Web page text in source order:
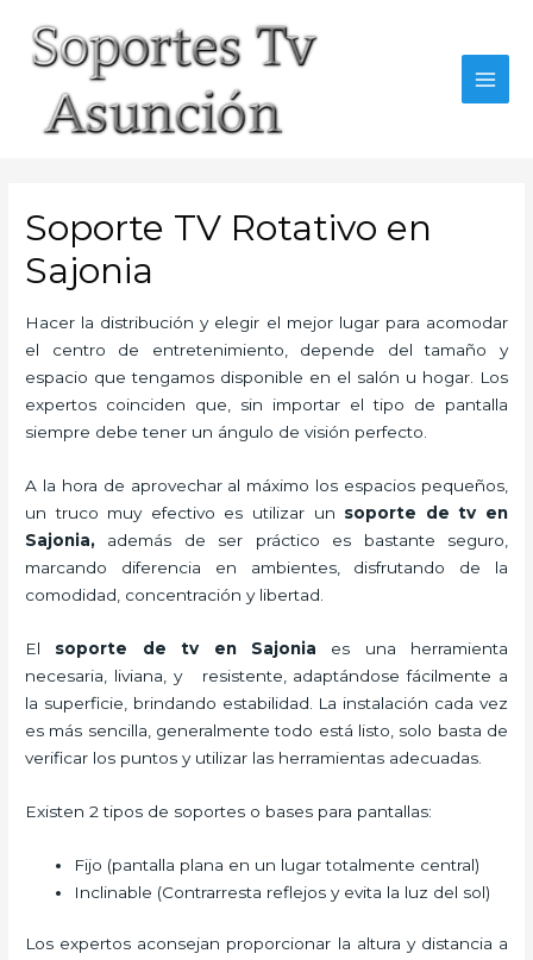
content
Soporte TV Rotativo en
Sajonia
Hacer la distribución y elegir el mejor lugar para acomodar
el centro de entretenimiento, depende del tamaño y
espacio que tengamos disponible en el salón u hogar. Los
expertos coinciden que, sin importar el tipo de pantalla
siempre debe tener un ángulo de visión perfecto.
A la hora de aprovechar al máximo los espacios pequeños,
un truco muy efectivo es utilizar un soporte de tv en
Sajonia, además de ser práctico es bastante seguro,
marcando diferencia en ambientes, disfrutando de la
comodidad, concentración y libertad.
El soporte de tv en Sajonia es una herramienta
necesaria, liviana, y resistente, adaptándose fácilmente a
la superficie, brindando estabilidad. La instalación cada vez
es más sencilla, generalmente todo está listo, solo basta de
verificar los puntos y utilizar las herramientas adecuadas.
Existen 2 tipos de soportes o bases para pantallas:
Fijo (pantalla plana en un lugar totalmente central)
Inclinable (Contrarresta reflejos y evita la luz del sol)
Los expertos aconsejan proporcionar la altura y distancia a